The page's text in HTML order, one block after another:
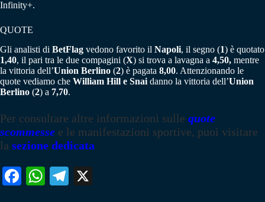
Infinity+.
QUOTE
Gli analisti di BetFlag vedono favorito il Napoli, il segno (1) è quotato
1,40, il pari tra le due compagini (X) si trova a lavagna a 4,50, mentre
la vittoria dell’Union Berlino (2) è pagata 8,00. Attenzionando le
quote vediamo che William Hill e Snai danno la vittoria dell’Union
Berlino (2) a 7,70.
Per consultare altre informazioni sulle quote
scommesse e le manifestazioni sportive, puoi visitare
la sezione dedicata
Fa W
Te